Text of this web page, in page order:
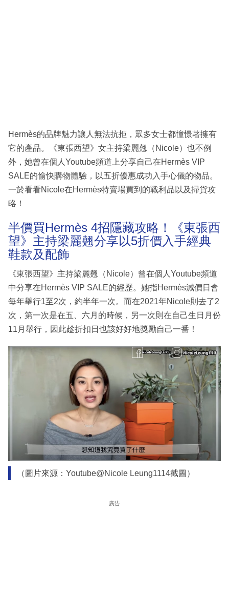
區
Hermès的品牌魅力讓人無法抗拒，眾多女士都憧憬著擁有
它的產品。《東張西望》女主持梁麗翹（Nicole）也不例
外，她曾在個人Youtube頻道上分享自己在Hermès VIP
SALE的愉快購物體驗，以五折優惠成功入手心儀的物品。
一於看看Nicole在Hermès特賣場買到的戰利品以及掃貨攻
略！
半價買Hermès 4招隱藏攻略！《東張西
望》主持梁麗翹分享以5折價入手經典
鞋款及配飾
《東張西望》主持梁麗翹（Nicole）曾在個人Youtube頻道
中分享在Hermès VIP SALE的經歷。她指Hermès減價日會
每年舉行1至2次，約半年一次。而在2021年Nicole則去了2
次，第一次是在五、六月的時候，另一次則在自己生日月份
11月舉行，因此趁折扣日也該好好地獎勵自己一番！
（圖片來源：Youtube@Nicole Leung1114截圖）
廣告